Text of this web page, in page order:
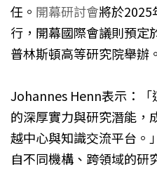
任。 開幕研討會將於2025
行，開幕國際會議則預定
普林斯頓高等研究院舉辦。
Johannes Henn表示：
的深厚實力與研究潛能，
越中心與知識交流平台。
自不同機構、跨領域的研